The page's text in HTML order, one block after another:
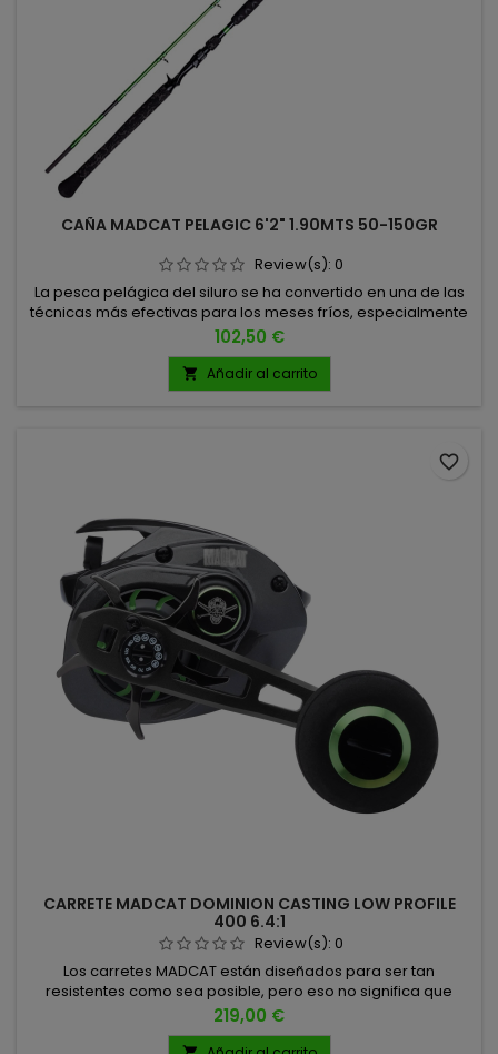
CAÑA MADCAT PELAGIC 6'2" 1.90MTS 50-150GR
Review(s): 0
La pesca pelágica del siluro se ha convertido en una de las
técnicas más efectivas para los meses fríos, especialmente
desde belly boat o embarcación. Para responder a esta
necesidad, MADCAT ha desarrollado la Green Pelagic, una
caña diseñada con la longitud, acción, sensibilidad y
potencia exactas que esta modalidad exige. 1.90MTS 50-150
Precio
102,50 €
 Añadir al carrito
CARRETE MADCAT DOMINION CASTING LOW PROFILE
400 6.4:1
Review(s): 0
Los carretes MADCAT están diseñados para ser tan
resistentes como sea posible, pero eso no significa que
carezcan de las características técnicas que necesitas para
tu próxima aventura de pesca de bagre 🐟. El Dominion Low
Precio
219,00 €
favorite_border